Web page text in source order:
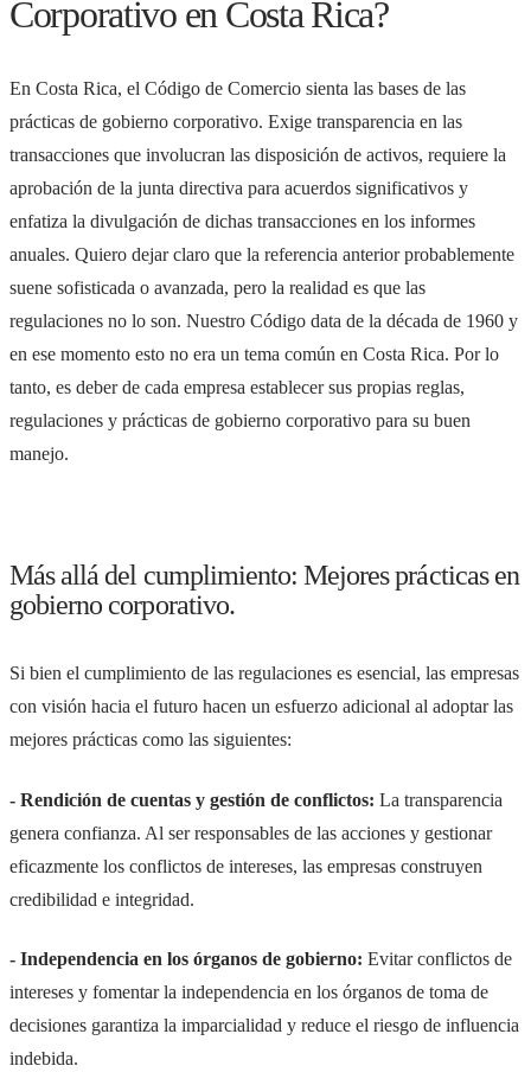
Corporativo en Costa Rica?
En Costa Rica, el Código de Comercio sienta las bases de las
prácticas de gobierno corporativo. Exige transparencia en las
transacciones que involucran las disposición de activos, requiere la
aprobación de la junta directiva para acuerdos significativos y
enfatiza la divulgación de dichas transacciones en los informes
anuales. Quiero dejar claro que la referencia anterior probablemente
suene sofisticada o avanzada, pero la realidad es que las
regulaciones no lo son. Nuestro Código data de la década de 1960 y
en ese momento esto no era un tema común en Costa Rica. Por lo
tanto, es deber de cada empresa establecer sus propias reglas,
regulaciones y prácticas de gobierno corporativo para su buen
manejo.
Más allá del cumplimiento: Mejores prácticas en
gobierno corporativo.
Si bien el cumplimiento de las regulaciones es esencial, las empresas
con visión hacia el futuro hacen un esfuerzo adicional al adoptar las
mejores prácticas como las siguientes:
- Rendición de cuentas y gestión de conflictos: La transparencia
genera confianza. Al ser responsables de las acciones y gestionar
eficazmente los conflictos de intereses, las empresas construyen
credibilidad e integridad.
- Independencia en los órganos de gobierno: Evitar conflictos de
intereses y fomentar la independencia en los órganos de toma de
decisiones garantiza la imparcialidad y reduce el riesgo de influencia
indebida.